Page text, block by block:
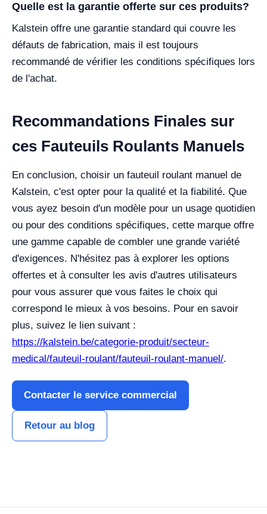
Quelle est la garantie offerte sur ces produits?
Kalstein offre une garantie standard qui couvre les
défauts de fabrication, mais il est toujours
recommandé de vérifier les conditions spécifiques lors
de l'achat.
Recommandations Finales sur
ces Fauteuils Roulants Manuels
En conclusion, choisir un fauteuil roulant manuel de
Kalstein, c'est opter pour la qualité et la fiabilité. Que
vous ayez besoin d'un modèle pour un usage quotidien
ou pour des conditions spécifiques, cette marque offre
une gamme capable de combler une grande variété
d'exigences. N'hésitez pas à explorer les options
offertes et à consulter les avis d'autres utilisateurs
pour vous assurer que vous faites le choix qui
correspond le mieux à vos besoins. Pour en savoir
plus, suivez le lien suivant :
https://kalstein.be/categorie-produit/secteur-
medical/fauteuil-roulant/fauteuil-roulant-manuel/.
Contacter le service commercial
Retour au blog